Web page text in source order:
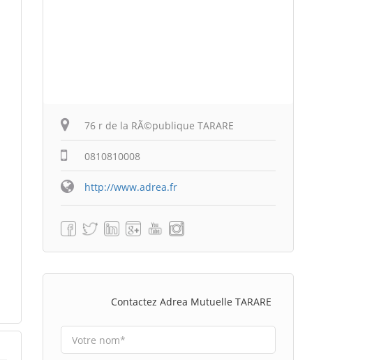
76 r de la RÃ©publique TARARE
0810810008
http://www.adrea.fr
Contactez Adrea Mutuelle TARARE